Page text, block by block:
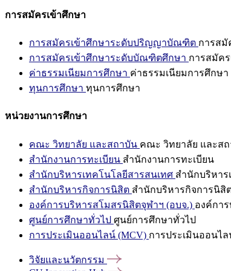
การสมัครเข้าศึกษา
การสมัครเข้าศึกษาระดับปริญญาบัณฑิต การส
การสมัครเข้าศึกษาระดับบัณฑิตศึกษา การสมัค
ค่าธรรมเนียมการศึกษา ค่าธรรมเนียมการศึกษา
ทุนการศึกษา ทุนการศึกษา
หน่วยงานการศึกษา
คณะ วิทยาลัย และสถาบัน คณะ วิทยาลัย และส
สำนักงานการทะเบียน สำนักงานการทะเบียน
สำนักบริหารเทคโนโลยีสารสนเทศ สำนักบริหาร
สำนักบริหารกิจการนิสิต สำนักบริหารกิจการนิสิ
องค์การบริหารสโมสรนิสิตจุฬาฯ (อบจ.) องค์กา
ศูนย์การศึกษาทั่วไป ศูนย์การศึกษาทั่วไป
การประเมินออนไลน์ (MCV) การประเมินออนไล
วิจัยและนวัตกรรม